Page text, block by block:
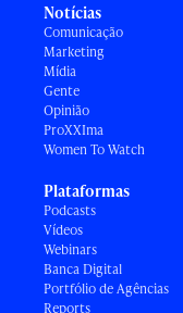
Notícias
Comunicação
Marketing
Mídia
Gente
Opinião
ProXXIma
Women To Watch
Plataformas
Podcasts
Vídeos
Webinars
Banca Digital
Portfólio de Agências
Reports